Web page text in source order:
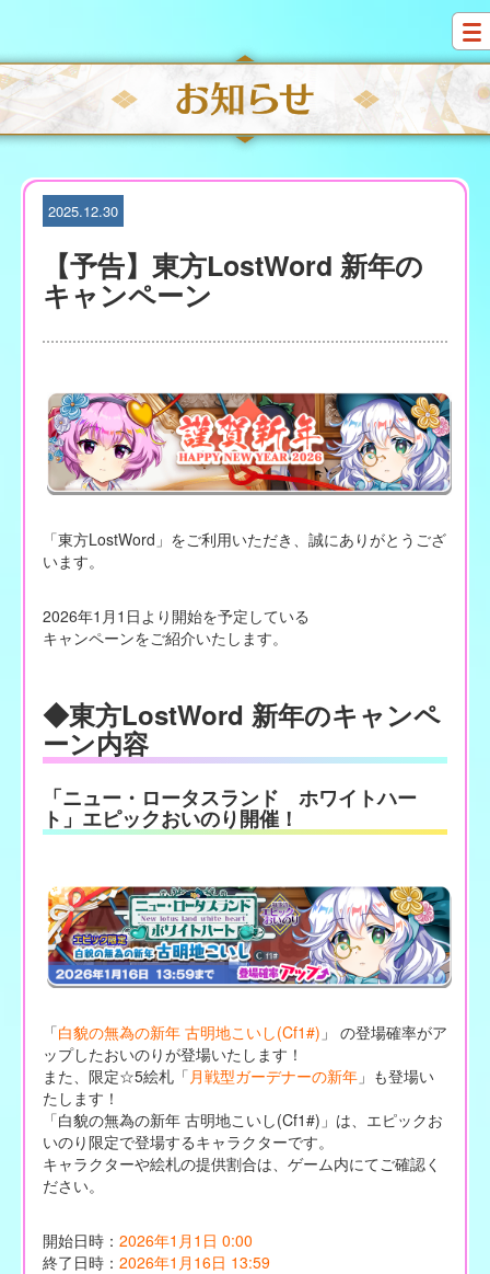
i
p
t
o
c
2025.12.30
【予告】東方LostWord 新年の
キャンペーン
「東方LostWord」をご利用いただき、誠にありがとうござ
います。
2026年1月1日より開始を予定している
キャンペーンをご紹介いたします。
◆東方LostWord 新年のキャンペ
ーン内容
「ニュー・ロータスランド ホワイトハー
ト」エピックおいのり開催！
「白貌の無為の新年 古明地こいし(Cf1#) 」 の登場確率がア
ップしたおいのりが登場いたします！
また、限定☆5絵札「 月戦型ガーデナーの新年」も登場い
たします！
「白貌の無為の新年 古明地こいし(Cf1#)」は、エピックお
いのり限定で登場するキャラクターです。
キャラクターや絵札の提供割合は、ゲーム内にてご確認く
ださい。
開始日時： 2026年1月1日 0:00
終了日時： 2026年1月16日 13:59